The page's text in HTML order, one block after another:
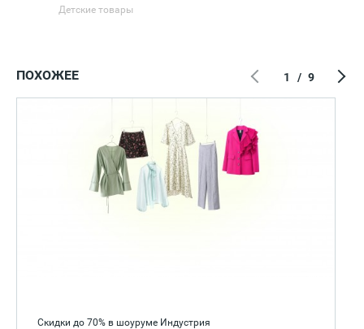
Детские товары
ПОХОЖЕЕ
Скидки до 70% в шоуруме Индустрия
1 / 9